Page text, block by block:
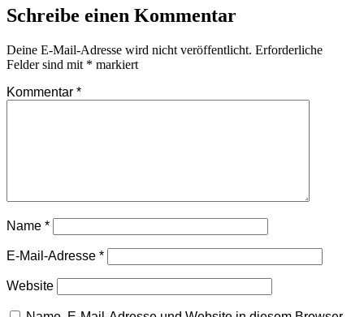
Schreibe einen Kommentar
Deine E-Mail-Adresse wird nicht veröffentlicht. Erforderliche
Felder sind mit * markiert
Kommentar *
Name *
E-Mail-Adresse *
Website